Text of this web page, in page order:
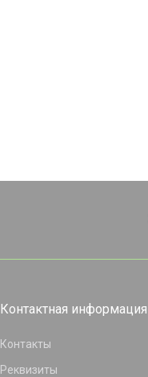
Контактная информация
Контакты
Реквизиты